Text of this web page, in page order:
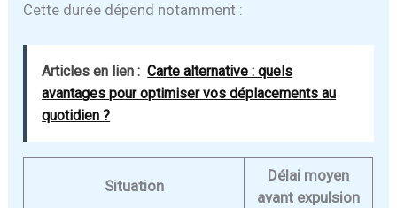
Cette durée dépend notamment :
Articles en lien : Carte alternative : quels
avantages pour optimiser vos déplacements au
quotidien ?
Situation
Délai moyen
avant expulsion